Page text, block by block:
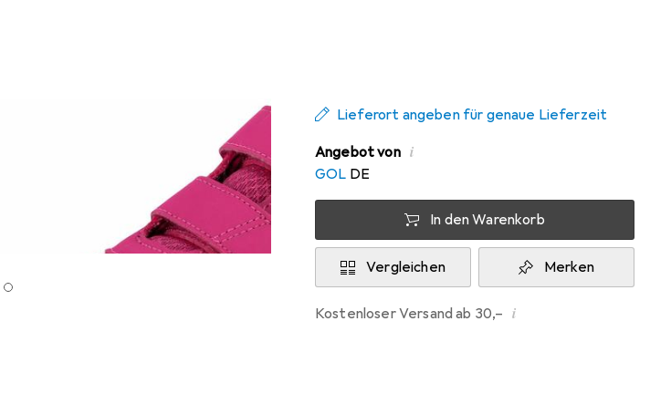
Lieferort angeben für genaue Lieferzeit
Angebot von i
GOL DE
In den Warenkorb
Vergleichen Merken
Kostenloser Versand ab 30,– i